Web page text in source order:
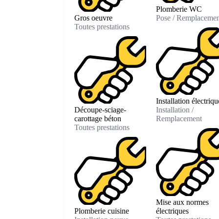
Gros oeuvre
Toutes prestations
Découpe-sciage-
carottage béton
Toutes prestations
Plomberie cuisine
Plomberie WC
Pose /
Installation
Installation /
Remplacement
Mise aux normes
électriques